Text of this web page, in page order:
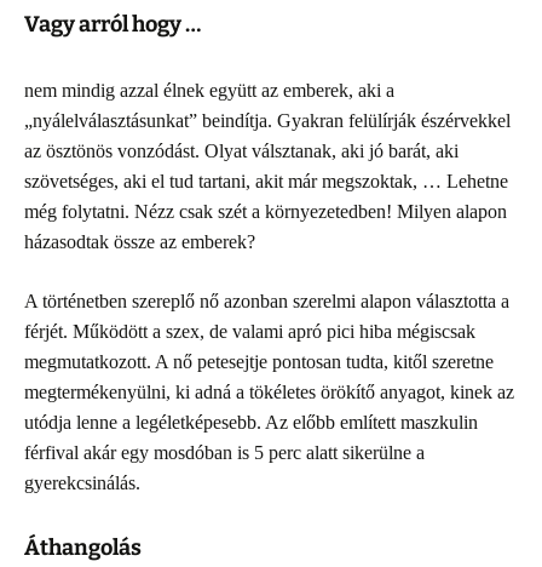
Vagy arról hogy …
nem mindig azzal élnek együtt az emberek, aki a
„nyálelválasztásunkat” beindítja. Gyakran felülírják észérvekkel
az ösztönös vonzódást. Olyat válsztanak, aki jó barát, aki
szövetséges, aki el tud tartani, akit már megszoktak, … Lehetne
még folytatni. Nézz csak szét a környezetedben! Milyen alapon
házasodtak össze az emberek?
A történetben szereplő nő azonban szerelmi alapon választotta a
férjét. Működött a szex, de valami apró pici hiba mégiscsak
megmutatkozott. A nő petesejtje pontosan tudta, kitől szeretne
megtermékenyülni, ki adná a tökéletes örökítő anyagot, kinek az
utódja lenne a legéletképesebb. Az előbb említett maszkulin
férfival akár egy mosdóban is 5 perc alatt sikerülne a
gyerekcsinálás.
Áthangolás